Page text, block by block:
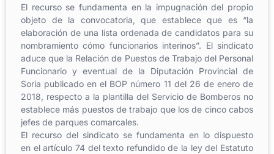
El recurso se fundamenta en la impugnación del propio
objeto de la convocatoria, que establece que es “la
elaboración de una lista ordenada de candidatos para su
nombramiento cómo funcionarios interinos”. El sindicato
aduce que la Relación de Puestos de Trabajo del Personal
Funcionario y eventual de la Diputación Provincial de
Soria publicado en el BOP número 11 del 26 de enero de
2018, respecto a la plantilla del Servicio de Bomberos no
establece más puestos de trabajo que los de cinco cabos
jefes de parques comarcales.
El recurso del sindicato se fundamenta en lo dispuesto
en el artículo 74 del texto refundido de la ley del Estatuto